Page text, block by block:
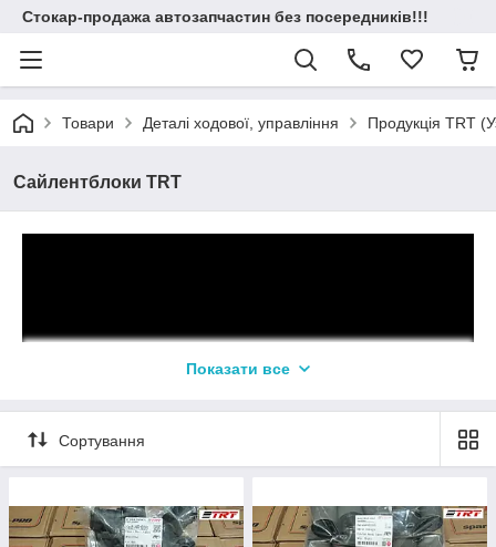
Стокар-продажа автозапчастин без посередників!!!
Товари Деталі ходової, управління Продукція TRT
Сайлентблоки TRT
Показати все
Сортування